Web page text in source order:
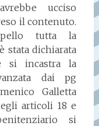
ucciso
il contenuto.
tutta la
stata dichiarata
si incastra la
dai pg
Galletta
articoli 18 e
si